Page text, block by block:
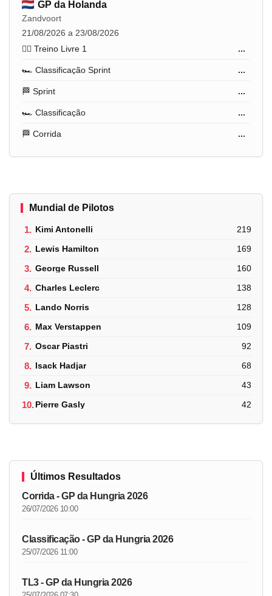
GP da Holanda
Zandvoort
21/08/2026 a 23/08/2026
🏋️‍♂️ Treino Livre 1
...
🏎️ Classificação Sprint ...
🏁 Sprint ...
🏎️ Classificação ...
🏁 Corrida ...
Mundial de Pilotos
1. Kimi Antonelli 219
2. Lewis Hamilton 169
3. George Russell 160
4. Charles Leclerc 138
5. Lando Norris 128
6. Max Verstappen 109
7. Oscar Piastri 92
8. Isack Hadjar 68
9. Liam Lawson 43
10.Pierre Gasly 42
Últimos Resultados
Corrida - GP da Hungria 2026
26/07/2026 10:00
Classificação - GP da Hungria 2026
25/07/2026 11:00
TL3 - GP da Hungria 2026